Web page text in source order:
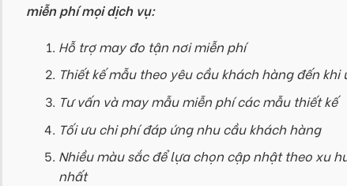
miễn phí mọi dịch vụ:
Hỗ trợ may đo tận nơi miễn phí
Thiết kế mẫu theo yêu cầu khách hàng đến khi
Tư vấn và may mẫu miễn phí các mẫu thiết kế
Tối ưu chi phí đáp ứng nhu cầu khách hàng
Nhiều màu sắc để lựa chọn cập nhật theo xu
nhất